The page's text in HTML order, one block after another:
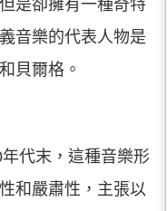
是卻擁有一種奇特
音樂的代表人物是
貝爾格。
代末，這種音樂形
和嚴肅性，主張以